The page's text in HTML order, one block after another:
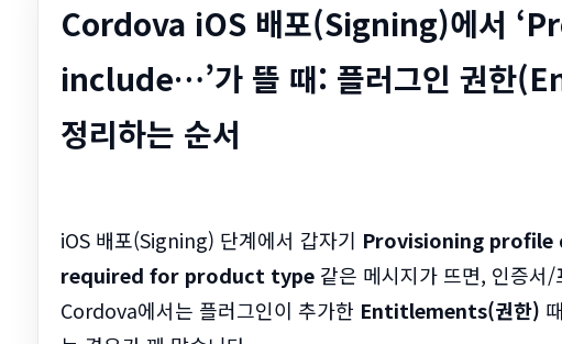
Cordova iOS 배포(Signing)에서
include…’가 뜰 때: 플러그인 권한
정리하는 순서
iOS 배포(Signing) 단계에서 갑자기 Provisioning
required for product type 같은 메시지가 뜨면, 인증서
Cordova에서는 플러그인이 추가한 Entitlements(권한)